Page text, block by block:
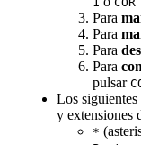
Para
Para
Para
Para
pulsar
Los siguientes
y extensiones
*